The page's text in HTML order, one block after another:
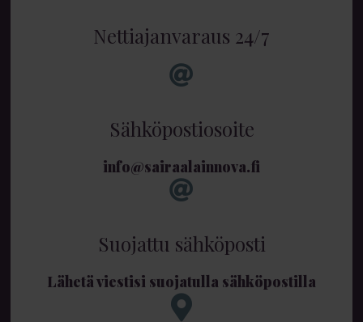
Nettiajanvaraus 24/7
Sähköpostiosoite
info@sairaalainnova.fi
Suojattu sähköposti
Lähetä viestisi suojatulla sähköpostilla